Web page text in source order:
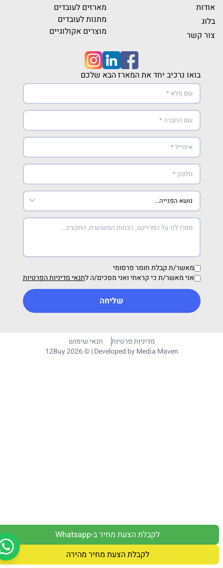
לקבלת הצעת מחיר ב-Whatsapp
לקבלת הצעת מחיר מהירה
אודות
בלוג
צור קשר
מארזים לעובדים
מתנות לעובדים
מוצרים אקולוגיים
בואו נרכיב יחד את המארז הבא שלכם
מאשר/ת קבלת חומר פרסומי
אני מאשר/ת כי קראתי ואני מסכים/ה לתנאי מדיניות הפרטיות
שליחה
מדיניות פרטיות
תנאי שימוש
12Buy 2026 © | Developed byMedia Maven